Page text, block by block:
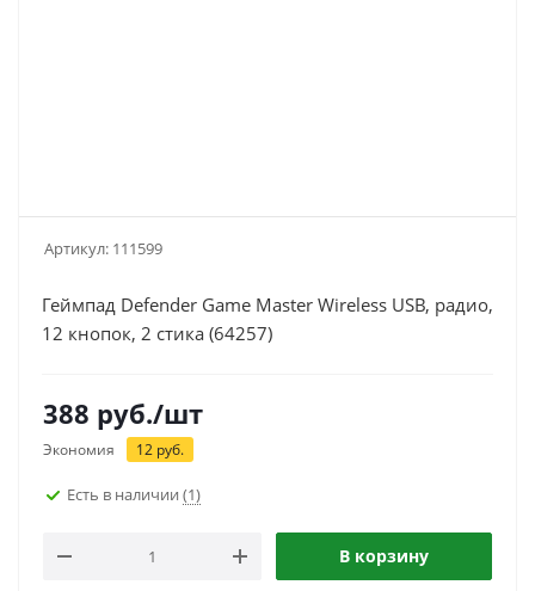
Артикул: 111599
Геймпад Defender Game Master Wireless USB, радио,
12 кнопок, 2 стика (64257)
388 руб./шт
Экономия 12 руб.
Есть в наличии (1)
В корзину